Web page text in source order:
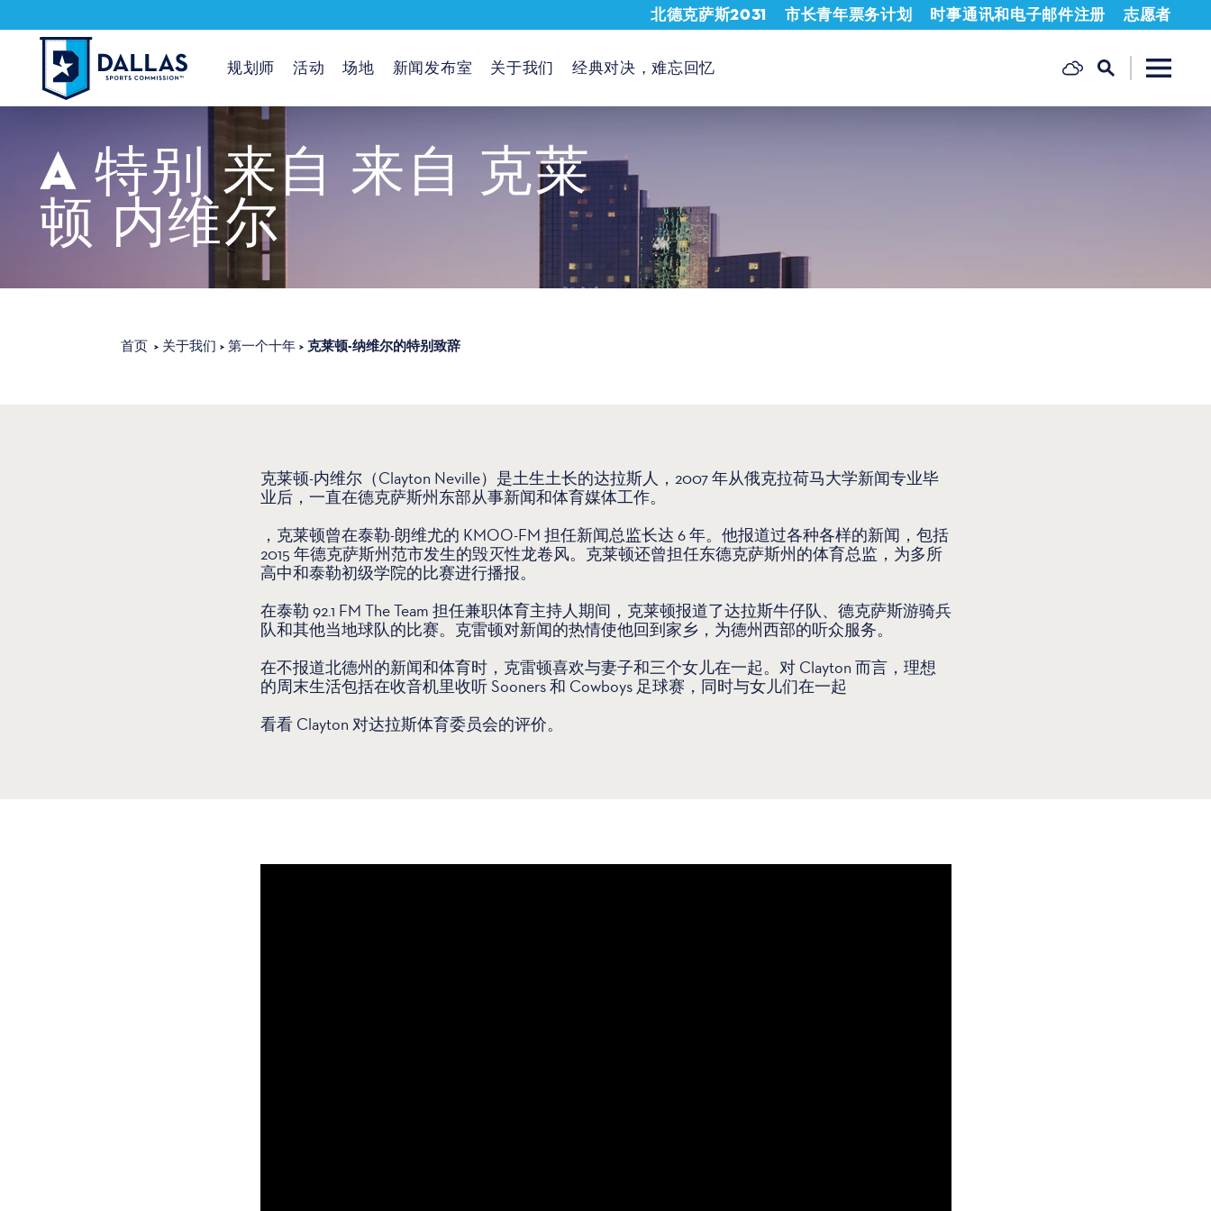
跳至内容
规划师 活动 场地 新闻发布室 关于我们 经典对决，难忘回忆
北德克萨斯2031 市长青年票务计划 时事通讯和电子邮件注册 志愿者
A 特别 来自 来自 克莱
顿 内维尔
首页 关于我们 第一个十年 克莱顿-纳维尔的特别致辞
克莱顿-内维尔（Clayton Neville）是土生土长的达拉斯人，2007 年从俄克拉荷马大学新闻专业毕
业后，一直在德克萨斯州东部从事新闻和体育媒体工作。
，克莱顿曾在泰勒-朗维尤的 KMOO-FM 担任新闻总监长达 6 年。他报道过各种各样的新闻，包括
2015 年德克萨斯州范市发生的毁灭性龙卷风。克莱顿还曾担任东德克萨斯州的体育总监，为多所
高中和泰勒初级学院的比赛进行播报。
在泰勒 92.1 FM The Team 担任兼职体育主持人期间，克莱顿报道了达拉斯牛仔队、德克萨斯游骑兵
队和其他当地球队的比赛。克雷顿对新闻的热情使他回到家乡，为德州西部的听众服务。
在不报道北德州的新闻和体育时，克雷顿喜欢与妻子和三个女儿在一起。对 Clayton 而言，理想
的周末生活包括在收音机里收听 Sooners 和 Cowboys 足球赛，同时与女儿们在一起
看看 Clayton 对达拉斯体育委员会的评价。